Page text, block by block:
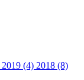
2019 (4) 2018 (8)